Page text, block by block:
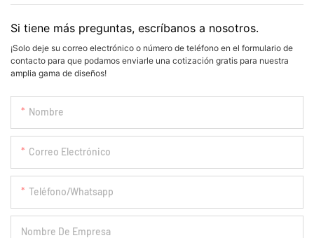
Si tiene más preguntas, escríbanos a nosotros.
¡Solo deje su correo electrónico o número de teléfono en el formulario de
contacto para que podamos enviarle una cotización gratis para nuestra
amplia gama de diseños!
Nombre
Correo Electrónico
Teléfono/whatsapp
Nombre De Empresa